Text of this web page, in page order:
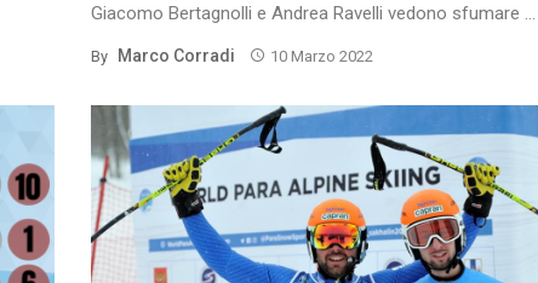
Giacomo Bertagnolli e Andrea Ravelli vedono sfumare ...
By Marco Corradi 10 Marzo 2022